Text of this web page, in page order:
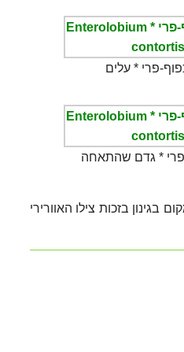
פרי * עלים
פרי * גדם שהתאחה
בזכות צילו האוורירי